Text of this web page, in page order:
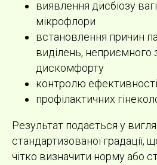
виявлення дисбіозу
мікрофлори
встановлення причин
виділень, неприємного
дискомфорту
контролю
профілактичних
Результат подається у
стандартизованої градації,
чітко визначити норму або